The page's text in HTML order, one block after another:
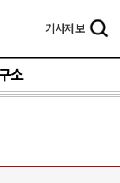
기사제보
소